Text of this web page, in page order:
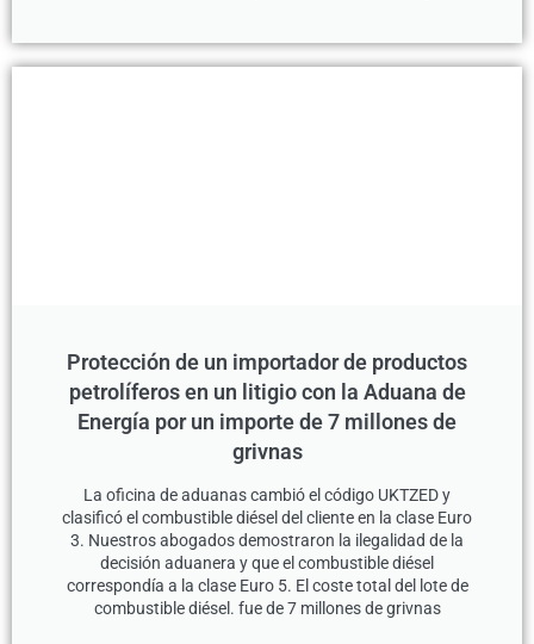
Protección de un importador de productos
petrolíferos en un litigio con la Aduana de
Energía por un importe de 7 millones de
grivnas
La oficina de aduanas cambió el código UKTZED y
clasificó el combustible diésel del cliente en la clase Euro
3. Nuestros abogados demostraron la ilegalidad de la
decisión aduanera y que el combustible diésel
correspondía a la clase Euro 5. El coste total del lote de
combustible diésel. fue de 7 millones de grivnas